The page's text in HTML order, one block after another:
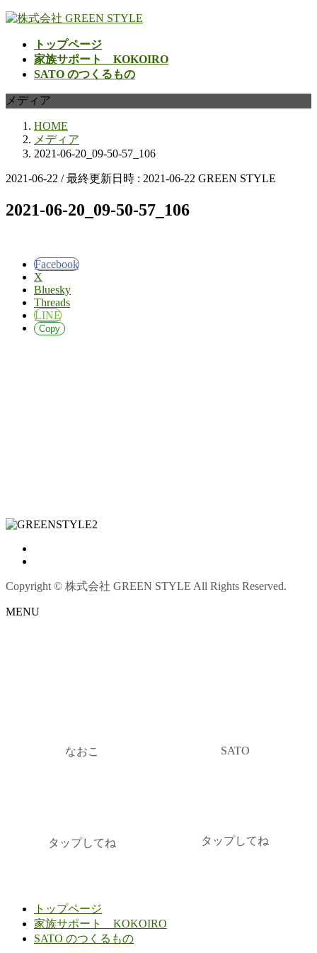
コ
へ
ス
ナ
ョ
ン
トップページ
家族サポート KOKOIRO
SATO のつくるもの
メディア
HOME
メディア
2021-06-20_09-50-57_106
2021-06-22 / 最終更新日時 : 2021-06-22 GREEN STYLE
2021-06-20_09-50-57_106
Facebook
X
Bluesky
Threads
LINE
Copy
Copyright © 株式会社 GREEN STYLE All Rights Reserved.
MENU
なおこ
タップしてね
SATO
タップしてね
トップページ
家族サポート KOKOIRO
SATO のつくるもの